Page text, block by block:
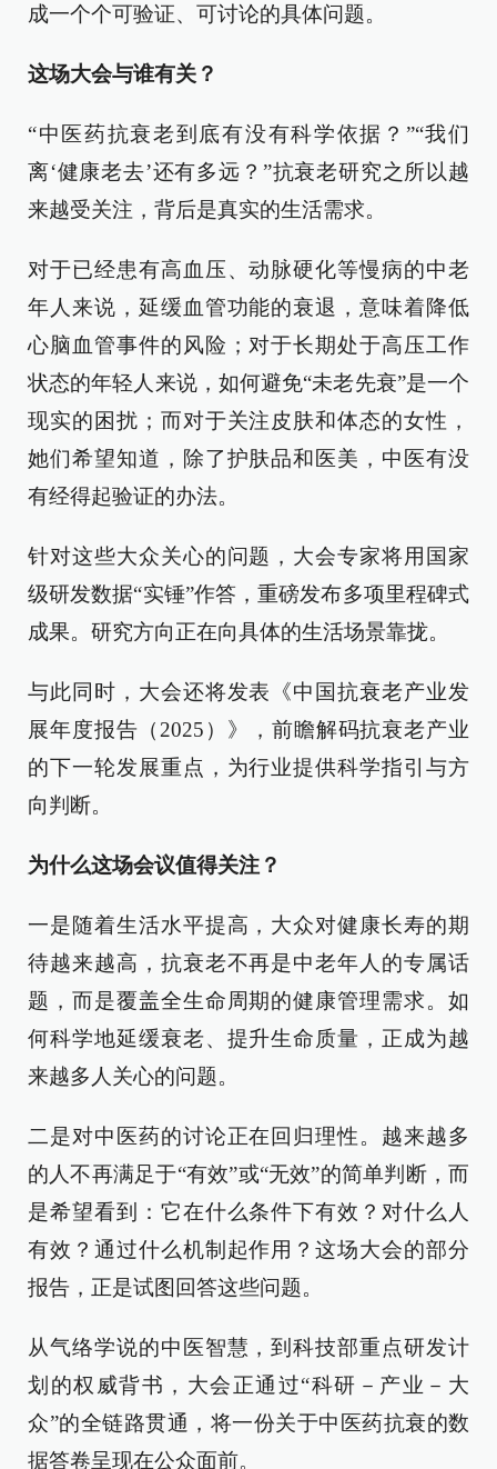
成一个个可验证、可讨论的具体问题。
这场大会与谁有关？
“中医药抗衰老到底有没有科学依据？”“我们
离‘健康老去’还有多远？”抗衰老研究之所以越
来越受关注，背后是真实的生活需求。
对于已经患有高血压、动脉硬化等慢病的中老
年人来说，延缓血管功能的衰退，意味着降低
心脑血管事件的风险；对于长期处于高压工作
状态的年轻人来说，如何避免“未老先衰”是一个
现实的困扰；而对于关注皮肤和体态的女性，
她们希望知道，除了护肤品和医美，中医有没
有经得起验证的办法。
针对这些大众关心的问题，大会专家将用国家
级研发数据“实锤”作答，重磅发布多项里程碑式
成果。研究方向正在向具体的生活场景靠拢。
与此同时，大会还将发表《中国抗衰老产业发
展年度报告（2025）》，前瞻解码抗衰老产业
的下一轮发展重点，为行业提供科学指引与方
向判断。
为什么这场会议值得关注？
一是随着生活水平提高，大众对健康长寿的期
待越来越高，抗衰老不再是中老年人的专属话
题，而是覆盖全生命周期的健康管理需求。如
何科学地延缓衰老、提升生命质量，正成为越
来越多人关心的问题。
二是对中医药的讨论正在回归理性。越来越多
的人不再满足于“有效”或“无效”的简单判断，而
是希望看到：它在什么条件下有效？对什么人
有效？通过什么机制起作用？这场大会的部分
报告，正是试图回答这些问题。
从气络学说的中医智慧，到科技部重点研发计
划的权威背书，大会正通过“科研－产业－大
众”的全链路贯通，将一份关于中医药抗衰的数
据答卷呈现在公众面前。